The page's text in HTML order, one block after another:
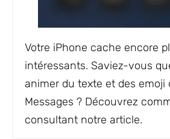
Votre iPhone cache encore
intéressants. Saviez-vous
animer du texte et des emoji
Messages ? Découvrez
consultant notre article.